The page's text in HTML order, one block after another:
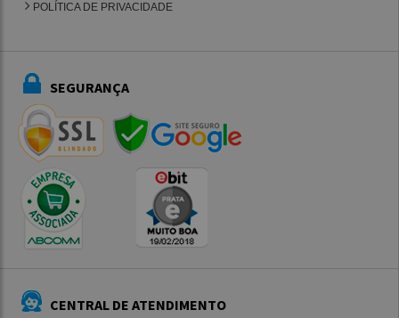
POLÍTICA DE PRIVACIDADE
SEGURANÇA
CENTRAL DE ATENDIMENTO